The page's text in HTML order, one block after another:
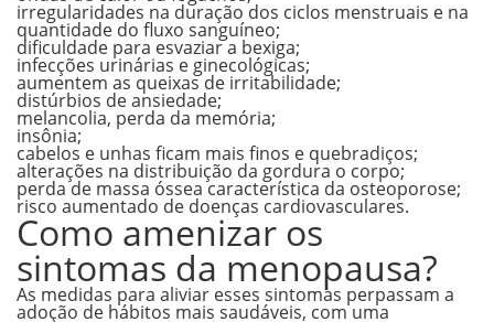
irregularidades na duração dos ciclos menstruais e na
quantidade do fluxo sanguíneo;
dificuldade para esvaziar a bexiga;
infecções urinárias e ginecológicas;
aumentem as queixas de irritabilidade;
distúrbios de ansiedade;
melancolia, perda da memória;
insônia;
cabelos e unhas ficam mais finos e quebradiços;
alterações na distribuição da gordura o corpo;
perda de massa óssea característica da osteoporose;
risco aumentado de doenças cardiovasculares.
Como amenizar os
sintomas da menopausa?
As medidas para aliviar esses sintomas perpassam a
adoção de hábitos mais saudáveis, com uma